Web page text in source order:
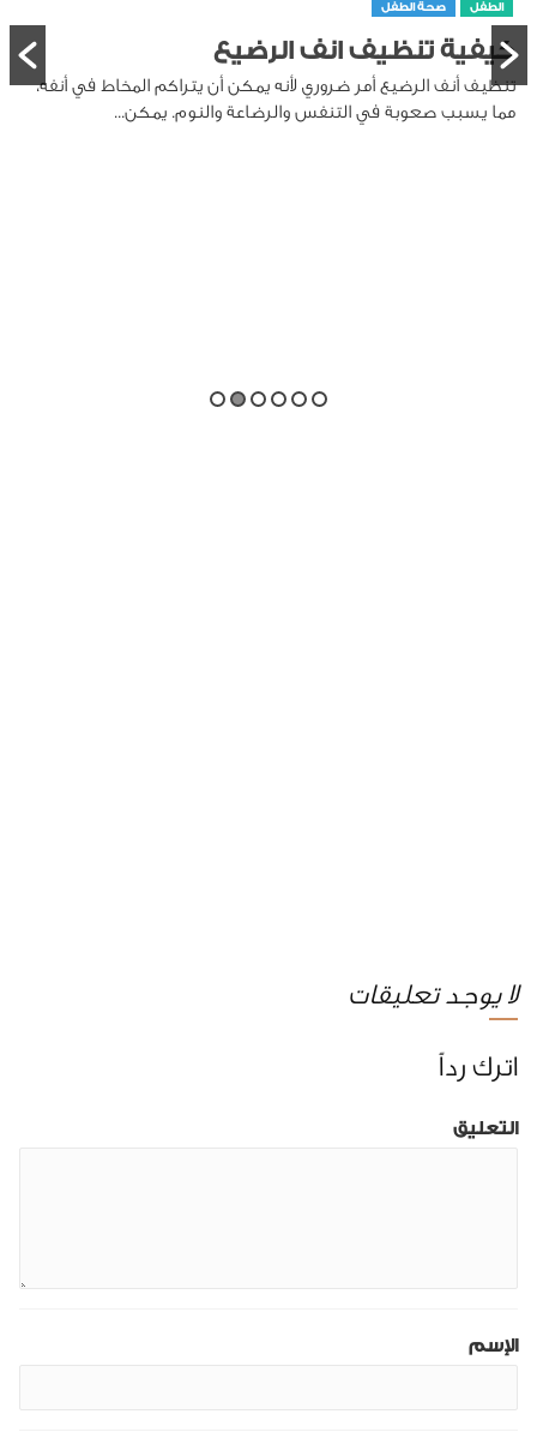
الطفل صحة الطفل
طريقة تنظيف لسان الرضيع
لا يوجد تعليقات
اترك رداً
التعليق
الإسم